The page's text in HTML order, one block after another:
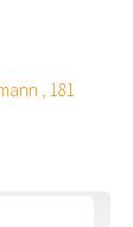
, 181